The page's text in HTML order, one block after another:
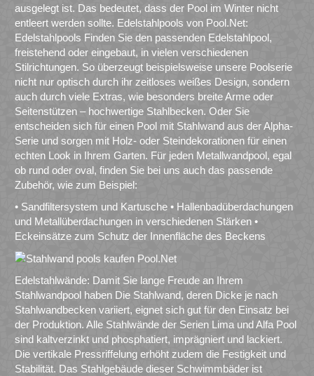
ausgelegt ist. Das bedeutet, dass der Pool im Winter nicht
entleert werden sollte. Edelstahlpools von Pool.Net:
Edelstahlpools Finden Sie den passenden Edelstahlpool,
freistehend oder eingebaut, in vielen verschiedenen
Stilrichtungen. So überzeugt beispielsweise unsere Poolserie
nicht nur optisch durch ihr zeitloses weißes Design, sondern
auch durch viele Extras, wie besonders breite Arme oder
Seitenstützen – hochwertige Stahlbecken. Oder Sie
entscheiden sich für einen Pool mit Stahlwand aus der Alpha-
Serie und sorgen mit Holz- oder Steindekorationen für einen
echten Look in Ihrem Garten. Für jeden Metallwandpool, egal
ob rund oder oval, finden Sie bei uns auch das passende
Zubehör, wie zum Beispiel:
• Sandfiltersystem und Kartusche • Hallenbadüberdachungen
und Metallüberdachungen in verschiedenen Stärken •
Eckeinsätze zum Schutz der Innenfläche des Beckens
Edelstahlwände: Damit Sie lange Freude an Ihrem
Stahlwandpool haben Die Stahlwand, deren Dicke je nach
Stahlwandbecken variiert, eignet sich gut für den Einsatz bei
der Produktion. Alle Stahlwände der Serien Lima und Alfa Pool
sind kaltverzinkt und phosphatiert, imprägniert und lackiert.
Die vertikale Pressriffelung erhöht zudem die Festigkeit und
Stabilität. Das Stahlgebäude dieser Schwimmbäder ist